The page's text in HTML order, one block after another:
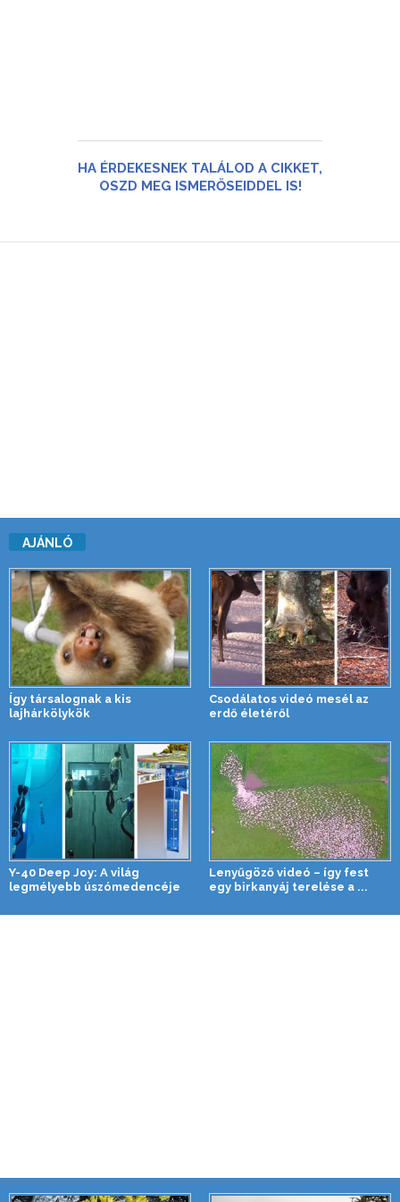
HA ÉRDEKESNEK TALÁLOD A CIKKET,
OSZD MEG ISMERŐSEIDDEL IS!
AJÁNLÓ
Így társalognak a kis
lajhárkölykök
Csodálatos videó mesél az
erdő életéről
Y-40 Deep Joy: A világ
legmélyebb úszómedencéje
Lenyűgöző videó – így fest
egy birkanyáj terelése a ...